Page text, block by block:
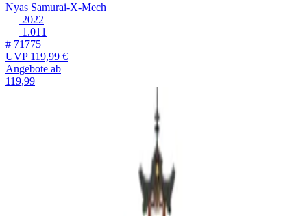
Nyas Samurai-X-Mech
2022
1.011
# 71775
UVP119,99 €
Angebote ab
119,99